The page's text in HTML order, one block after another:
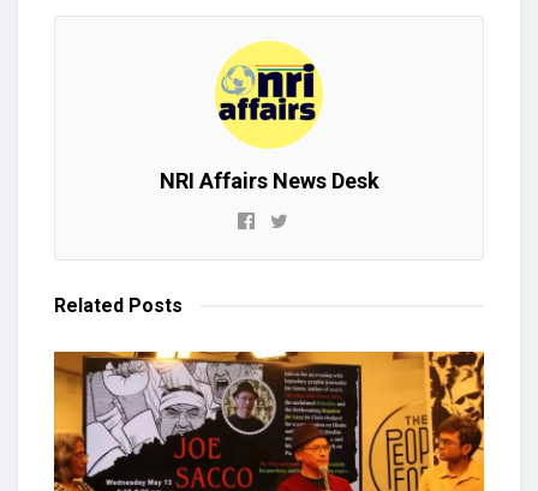
NRI Affairs News Desk
Related Posts